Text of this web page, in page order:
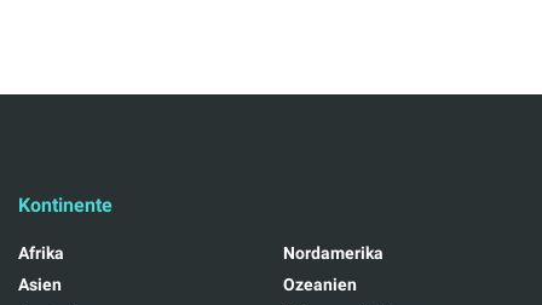
Kontinente
Afrika
Asien
Nordamerika
Ozeanien